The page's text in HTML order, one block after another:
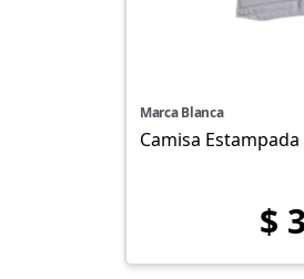
Marca Blanca
Camisa
$